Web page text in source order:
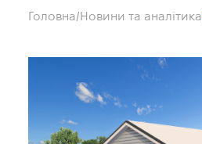
Головна/Новини та аналітика